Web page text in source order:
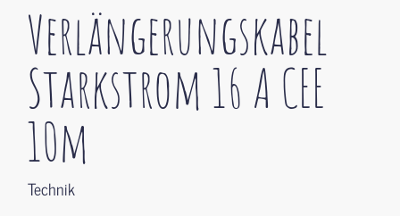
Verlängerungskabel
Starkstrom 16 A CEE
10m
Technik